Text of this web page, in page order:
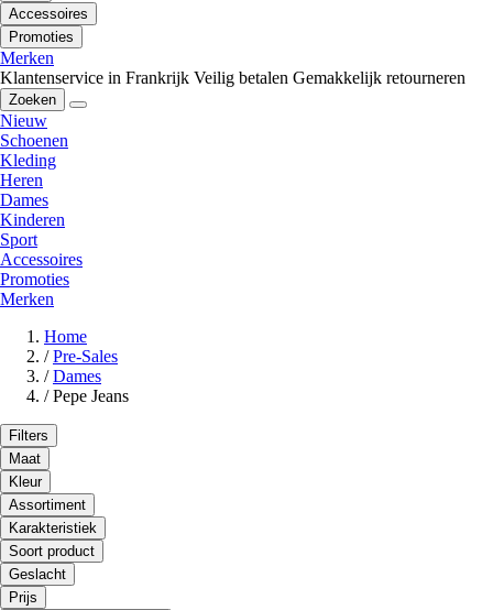
Accessoires
Promoties
Merken
Klantenservice in Frankrijk Veilig betalen Gemakkelijk retourneren
Zoeken
Nieuw
Schoenen
Kleding
Heren
Dames
Kinderen
Sport
Accessoires
Promoties
Merken
Home
/ Pre-Sales
/ Dames
/ Pepe Jeans
Filters
Maat
Kleur
Assortiment
Karakteristiek
Soort product
Geslacht
Prijs